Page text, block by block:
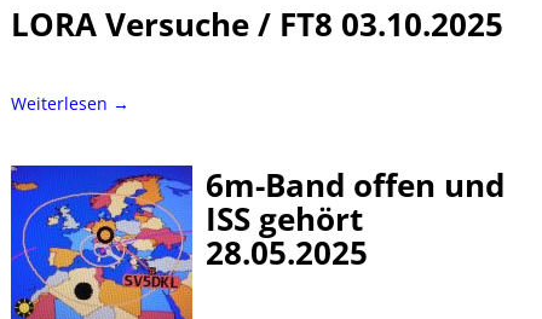
LORA Versuche / FT8 03.10.2025
Weiterlesen →
6m-Band offen und
ISS gehört
28.05.2025